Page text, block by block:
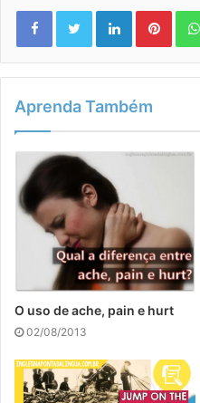
Linkedin
Aprenda Também
O uso de ache, pain e hurt
02/08/2013